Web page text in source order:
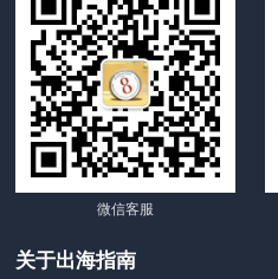
微信客服
关于出海指南